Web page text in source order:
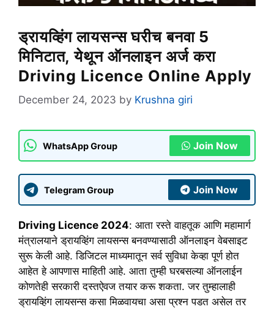
ड्रायव्हिंग लायसन्स घरीच बनवा 5
मिनिटात, येथून ऑनलाइन अर्ज करा
Driving Licence Online Apply
December 24, 2023 by Krushna giri
WhatsApp Group Join Now
Telegram Group Join Now
Driving Licence 2024: आता रस्ते वाहतूक आणि महामार्ग
मंत्रालयाने ड्रायव्हिंग लायसन्स बनवण्यासाठी ऑनलाइन वेबसाइट
सुरू केली आहे. डिजिटल माध्यमातून सर्व सुविधा केव्हा पूर्ण होत
आहेत हे आपणास माहिती आहे. आता तुम्ही घरबसल्या ऑनलाईन
कोणतेही सरकारी दस्तऐवज तयार करू शकता. जर तुम्हालाही
ड्रायव्हिंग लायसन्स कसा मिळवायचा असा प्रश्न पडत असेल तर